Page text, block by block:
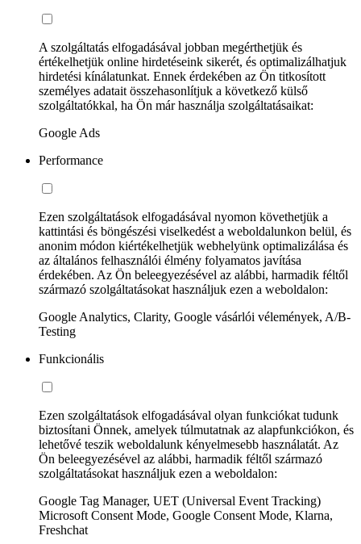
A szolgáltatás elfogadásával jobban megérthetjük és
értékelhetjük online hirdetéseink sikerét, és optimalizálhatjuk
hirdetési kínálatunkat. Ennek érdekében az Ön titkosított
személyes adatait összehasonlítjuk a következő külső
szolgáltatókkal, ha Ön már használja szolgáltatásaikat:
Google Ads
Performance
Ezen szolgáltatások elfogadásával nyomon követhetjük a
kattintási és böngészési viselkedést a weboldalunkon belül, és
anonim módon kiértékelhetjük webhelyünk optimalizálása és
az általános felhasználói élmény folyamatos javítása
érdekében. Az Ön beleegyezésével az alábbi, harmadik féltől
származó szolgáltatásokat használjuk ezen a weboldalon:
Google Analytics, Clarity, Google vásárlói vélemények, A/B-
Testing
Funkcionális
Ezen szolgáltatások elfogadásával olyan funkciókat tudunk
biztosítani Önnek, amelyek túlmutatnak az alapfunkciókon, és
lehetővé teszik weboldalunk kényelmesebb használatát. Az
Ön beleegyezésével az alábbi, harmadik féltől származó
szolgáltatásokat használjuk ezen a weboldalon:
Google Tag Manager, UET (Universal Event Tracking)
Microsoft Consent Mode, Google Consent Mode, Klarna,
Freshchat